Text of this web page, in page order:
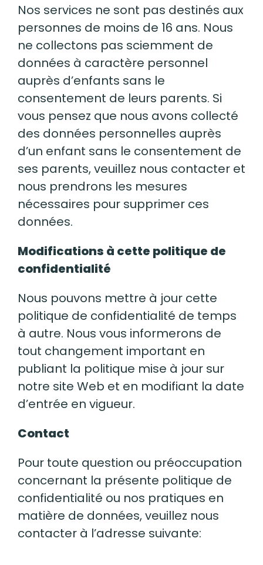
Nos services ne sont pas destinés aux
personnes de moins de 16 ans. Nous
ne collectons pas sciemment de
données à caractère personnel
auprès d’enfants sans le
consentement de leurs parents. Si
vous pensez que nous avons collecté
des données personnelles auprès
d’un enfant sans le consentement de
ses parents, veuillez nous contacter et
nous prendrons les mesures
nécessaires pour supprimer ces
données.
Modifications à cette politique de
confidentialité
Nous pouvons mettre à jour cette
politique de confidentialité de temps
à autre. Nous vous informerons de
tout changement important en
publiant la politique mise à jour sur
notre site Web et en modifiant la date
d’entrée en vigueur.
Contact
Pour toute question ou préoccupation
concernant la présente politique de
confidentialité ou nos pratiques en
matière de données, veuillez nous
contacter à l’adresse suivante: